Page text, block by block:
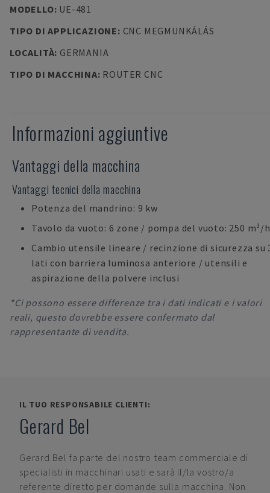
MODELLO: UE-481
TIPO DI APPLICAZIONE: CNC MEGMUNKÁLÁS
LOCALITÀ: GERMANIA
TIPO DI MACCHINA: ROUTER CNC
Informazioni aggiuntive
Vantaggi della macchina
Vantaggi tecnici della macchina
Potenza del mandrino: 9 kw
Tavolo da vuoto: 6 zone / pompa del vuoto: 250 m³/h
Cambio utensile lineare / recinzione di sicurezza su
lati con barriera luminosa anteriore / utensili e
aspirazione della polvere inclusi
*Ci possono essere differenze tra i dati indicati e i valori
reali, questo dovrebbe essere confermato dal
rappresentante di vendita.
IL TUO RESPONSABILE CLIENTI:
Gerard Bel
Gerard Bel fa parte del nostro team commerciale di
specialisti in macchinari usati e sarà il/la vostro/a
referente diretto per domande sulla macchina. Non